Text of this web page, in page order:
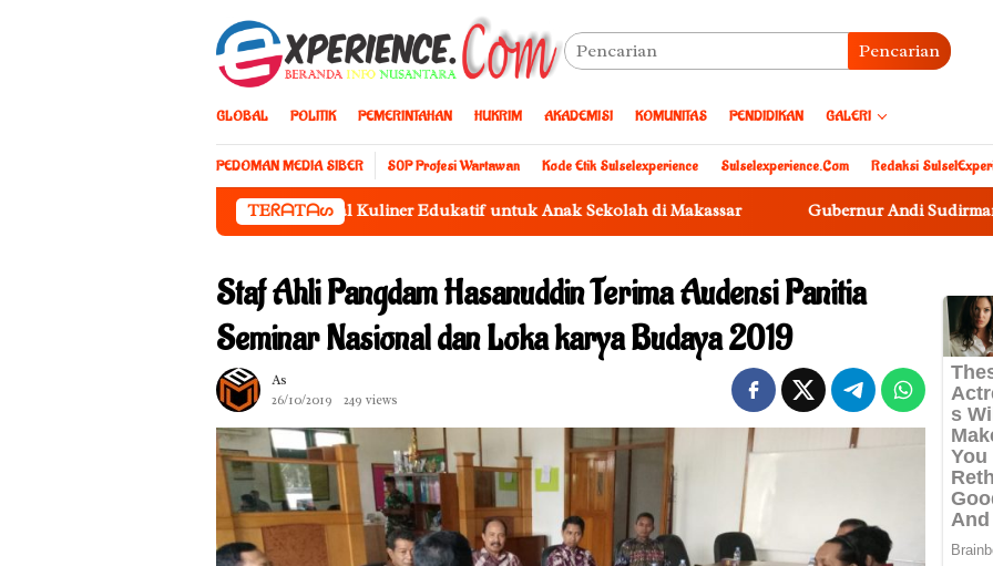
Pencarian
GLOBAL POLITIK PEMERINTAHAN HUKRIM AKADEMISI KOMUNITAS PENDIDIKAN GALERI
PEDOMAN MEDIA SIBER S0P Profesi Wartawan Kode Etik Sulselexperience Sulselexperience.com Redaksi
TEᖇᗩTᗩᔕ
Friendly Forum Siapkan Festival Kuliner Edukatif untuk Anak Sekolah di Makassar Gubernur Andi Sudirman Kukuhkan
Staf Ahli Pangdam Hasanuddin Terima Audensi Panitia
Seminar Nasional dan Loka karya Budaya 2019
As
26/10/2019
249 views